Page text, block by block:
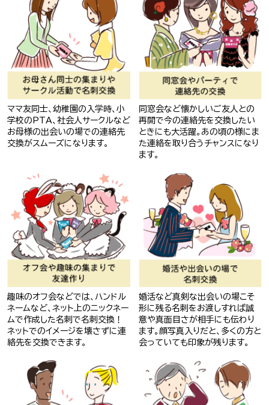
ママ友同士、幼稚園の入学時、小
学校のPTA、社会人サークルなど
お母様の出会いの場での連絡先
交換がスムーズになります。
同窓会など懐かしいご友人との
再開で今の連絡先を交換したい
ときにも大活躍。あの頃の様にま
た連絡を取り合うチャンスになり
ます。
趣味のオフ会などでは、ハンドル
ネームなど、ネット上のニックネー
ムで作成した名刺で名刺交換！
ネットでのイメージを壊さずに連
絡先を交換できます。
婚活など真剣な出会いの場こそ
形に残る名刺をお渡しすれば誠
意や真面目さが相手にも伝わり
ます。顔写真入りだと、多くの方と
会っていても印象が残ります。